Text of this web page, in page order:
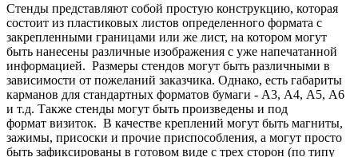
Стенды представляют собой простую конструкцию, которая
состоит из пластиковых листов определенного формата с
закрепленными границами или же лист, на котором могут
быть нанесены различные изображения с уже напечатанной
информацией. Размеры стендов могут быть различными в
зависимости от пожеланий заказчика. Однако, есть габариты
карманов для стандартных форматов бумаги - А3, А4, А5, А6
и т.д. Также стенды могут быть произведены и под
формат визиток. В качестве креплений могут быть магниты,
зажимы, присоски и прочие приспособления, а могут просто
быть зафиксированы в готовом виде с трех сторон (по типу